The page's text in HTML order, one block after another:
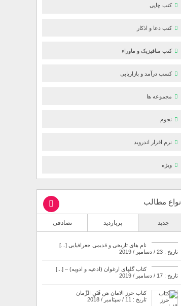
کتب چاپی
کتب دعا و اذکار
کتب متافیزیک و ماوراء
کسب درآمد و بازاریابی
مجموعه ها
نجوم
نرم افزار اندروید
ویژه
انواع مطالب
جدید پربازدید تصادفی
نام های تاریخی و قدیمی جغرافیایی [...]
تاریخ : 23 / دسامبر / 2019
کتاب گلهای ارغوان (ادعیه و ادویه) – [...]
تاریخ : 17 / دسامبر / 2019
کتاب حرز الامان مَن فَتَنِ الزَّمان
تاریخ : 11 / سپتامبر / 2018